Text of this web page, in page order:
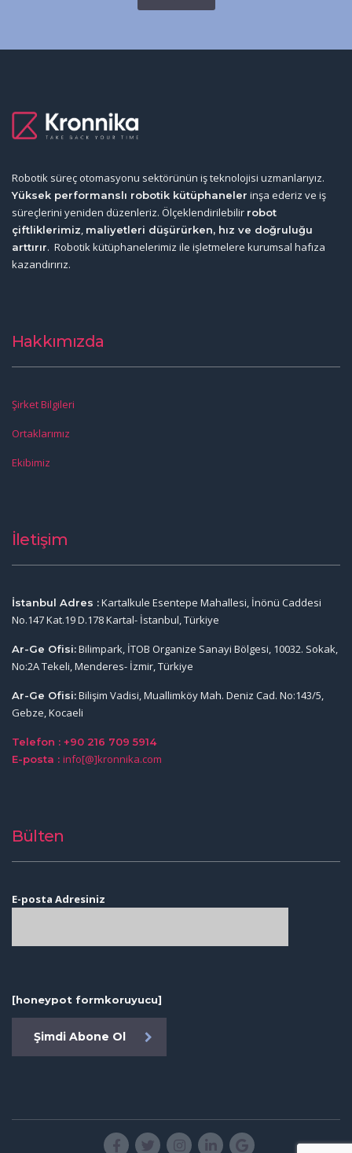
Robotik süreç otomasyonu sektörünün iş teknolojisi uzmanlarıyız.
Yüksek performanslı robotik kütüphaneler inşa ederiz ve iş
süreçlerini yeniden düzenleriz. Ölçeklendirilebilir robot
çiftliklerimiz, maliyetleri düşürürken, hız ve doğruluğu
arttırır. Robotik kütüphanelerimiz ile işletmelere kurumsal hafıza
kazandırırız.
Hakkımızda
Şirket Bilgileri
Ortaklarımız
Ekibimiz
İletişim
İstanbul Adres :Kartalkule Esentepe Mahallesi, İnönü Caddesi
No.147 Kat.19 D.178 Kartal- İstanbul, Türkiye
Ar-Ge Ofisi:Bilimpark, İTOB Organize Sanayi Bölgesi, 10032. Sokak,
No:2A Tekeli, Menderes- İzmir, Türkiye
Ar-Ge Ofisi:Bilişim Vadisi, Muallimköy Mah. Deniz Cad. No:143/5,
Gebze, Kocaeli
Telefon : +90 216 709 5914
E-posta : info[@]kronnika.com
Bülten
E-posta Adresiniz
[honeypot formkoruyucu]
Şimdi Abone Ol